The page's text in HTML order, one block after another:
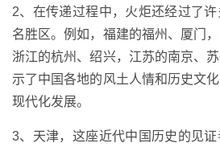
2、在传递过程中，火炬还经过了
名胜区。例如，福建的福州、厦门
浙江的杭州、绍兴，江苏的南京、
示了中国各地的风土人情和历史文
现代化发展。
3、天津，这座近代中国历史的见